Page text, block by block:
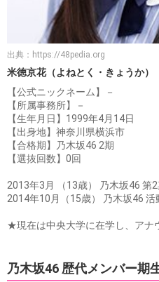
出典： https://48pedia.org
米徳京花（よねとく・きょうか）
【公式ニックネーム】－
【所属事務所】－
【生年月日】1999年4月14日
【出身地】神奈川県横浜市
【合格期】乃木坂46 2期
【選抜回数】0回
2013年3月 （13歳） 乃木坂46 第
2014年10月（15歳） 乃木坂46 活
★現在は中央大学に在学し、アナ
乃木坂46 歴代メンバー期